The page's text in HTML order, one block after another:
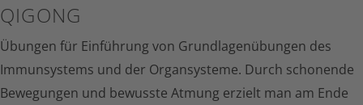
QIGONG
Übungen für Einführung von Grundlagenübungen des
Immunsystems und der Organsysteme. Durch schonende
Bewegungen und bewusste Atmung erzielt man am Ende